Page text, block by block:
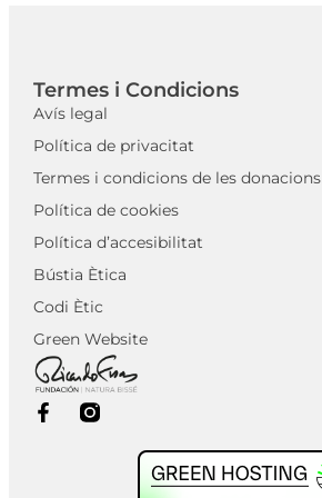
Termes i Condicions
Avís legal
Política de privacitat
Termes i condicions de les donacions
Política de cookies
Política d’accesibilitat
Bústia Ètica
Codi Ètic
Green Website